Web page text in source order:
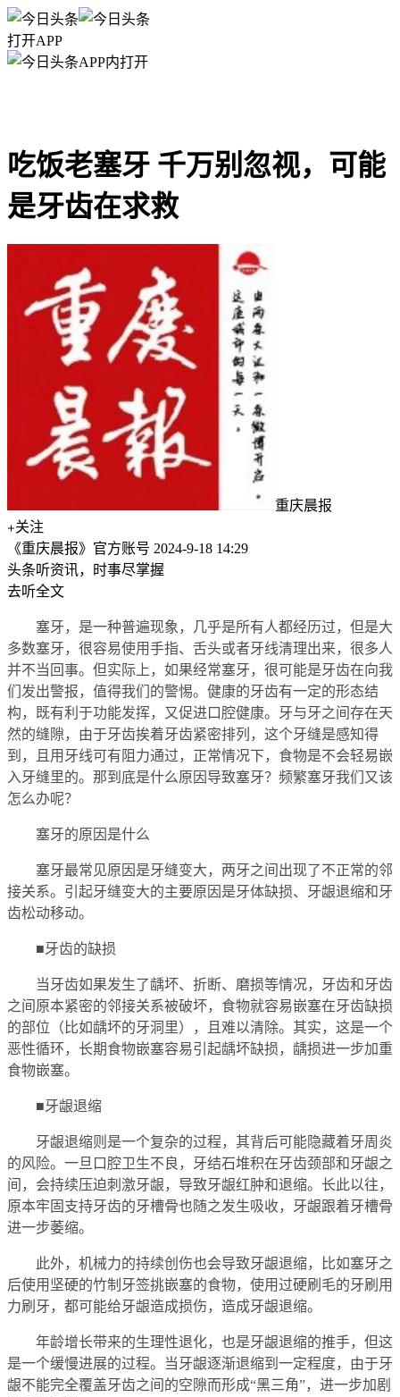
打开APP
APP内打开
吃饭老塞牙 千万别忽视，可能
是牙齿在求救
重庆晨报
关注
《重庆晨报》官方账号 2024-9-18 14:29
头条听资讯，时事尽掌握
去听全文
塞牙，是一种普遍现象，几乎是所有人都经历过，但是大
多数塞牙，很容易使用手指、舌头或者牙线清理出来，很多人
并不当回事。但实际上，如果经常塞牙，很可能是牙齿在向我
们发出警报，值得我们的警惕。健康的牙齿有一定的形态结
构，既有利于功能发挥，又促进口腔健康。牙与牙之间存在天
然的缝隙，由于牙齿挨着牙齿紧密排列，这个牙缝是感知得
到，且用牙线可有阻力通过，正常情况下，食物是不会轻易嵌
入牙缝里的。那到底是什么原因导致塞牙？频繁塞牙我们又该
怎么办呢？
塞牙的原因是什么
塞牙最常见原因是牙缝变大，两牙之间出现了不正常的邻
接关系。引起牙缝变大的主要原因是牙体缺损、牙龈退缩和牙
齿松动移动。
■牙齿的缺损
当牙齿如果发生了龋坏、折断、磨损等情况，牙齿和牙齿
之间原本紧密的邻接关系被破坏，食物就容易嵌塞在牙齿缺损
的部位（比如龋坏的牙洞里），且难以清除。其实，这是一个
恶性循环，长期食物嵌塞容易引起龋坏缺损，龋损进一步加重
食物嵌塞。
■牙龈退缩
牙龈退缩则是一个复杂的过程，其背后可能隐藏着牙周炎
的风险。一旦口腔卫生不良，牙结石堆积在牙齿颈部和牙龈之
间，会持续压迫刺激牙龈，导致牙龈红肿和退缩。长此以往，
原本牢固支持牙齿的牙槽骨也随之发生吸收，牙龈跟着牙槽骨
进一步萎缩。
此外，机械力的持续创伤也会导致牙龈退缩，比如塞牙之
后使用坚硬的竹制牙签挑嵌塞的食物，使用过硬刷毛的牙刷用
力刷牙，都可能给牙龈造成损伤，造成牙龈退缩。
年龄增长带来的生理性退化，也是牙龈退缩的推手，但这
是一个缓慢进展的过程。当牙龈逐渐退缩到一定程度，由于牙
龈不能完全覆盖牙齿之间的空隙而形成“黑三角”，进一步加剧